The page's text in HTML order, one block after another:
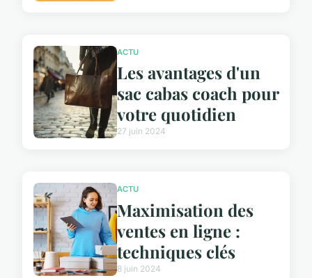
ACTU
Les avantages d'un
sac cabas coach pour
votre quotidien
27 juin 2024
ACTU
Maximisation des
ventes en ligne :
techniques clés
8 juin 2024